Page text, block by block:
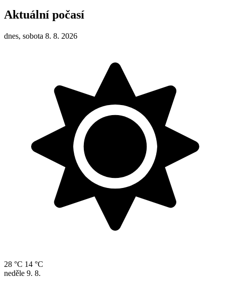
Aktuální počasí
dnes, sobota 8. 8. 2026
28 °C 14 °C
neděle 9. 8.